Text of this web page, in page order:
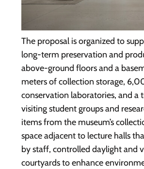
The proposal is organized to
long-term preservation and
above-ground floors and a
meters of collection storage,
conservation laboratories, and
visiting student groups and
items from the museum’s
space adjacent to lecture halls
by staff, controlled daylight and
courtyards to enhance